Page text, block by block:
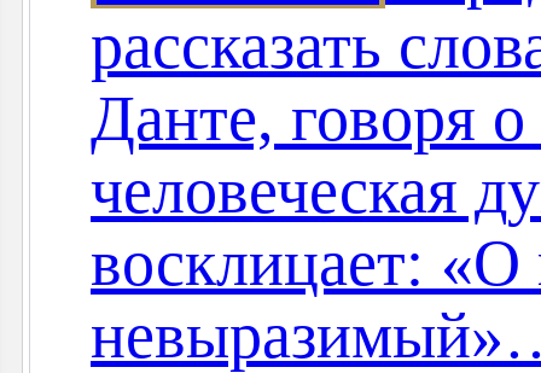
рассказать
Данте, говоря
человеческая
восклицает: «О